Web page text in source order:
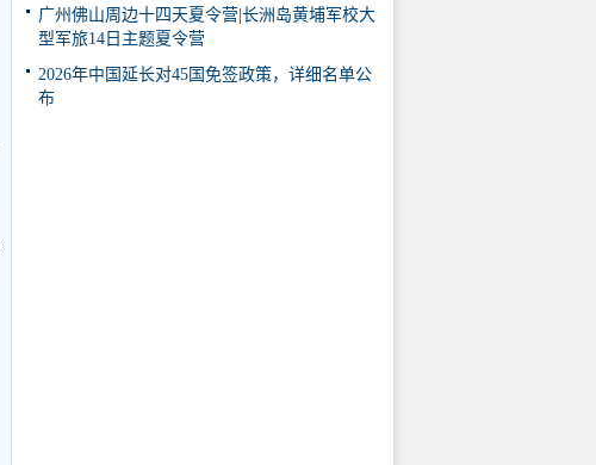
广州佛山周边十四天夏令营|长洲岛黄埔军校大
型军旅14日主题夏令营
2026年中国延长对45国免签政策，详细名单公
布